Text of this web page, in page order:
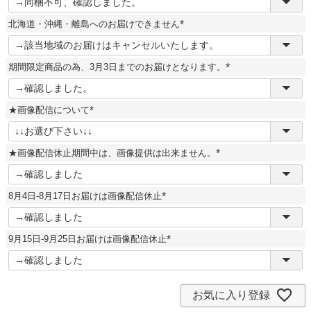
須
)
北海道・沖縄・離島へのお届けできません
(
必
須
)
期間限定商品の為、3月3日までのお届けとなります。
(
須
★画像配信について
(
必
須
)
★画像配信休止期間中は、画像提供は出来ません。
(
須
8月4日-8月17日お届けは画像配信休止
(
須
)
9月15日-9月25日お届けは画像配信休止
(
須
お気に入り登録